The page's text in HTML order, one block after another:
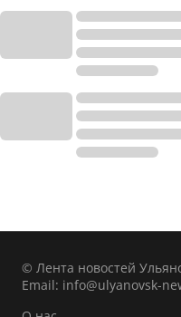
© Лента новостей
Email: info@ulyanovsk-